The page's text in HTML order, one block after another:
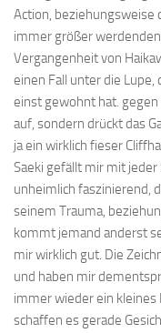
Action, beziehungsweise
immer größer
Vergangenheit von
einen Fall unter die
einst gewohnt hat.
auf, sondern drückt das
ja ein wirklich fieser
Saeki gefällt mir mit
unheimlich faszinierend,
seinem Trauma,
kommt jemand anderst
mir wirklich gut. Die
und haben mir
immer wieder ein kleines
schaffen es gerade